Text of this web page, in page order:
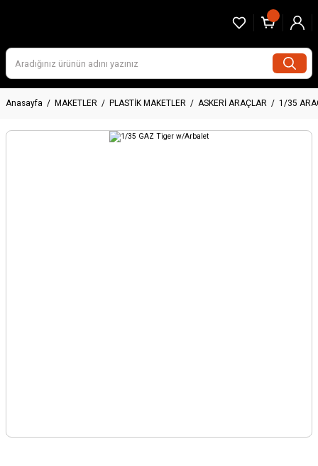
Anasayfa MAKETLER PLASTİK MAKETLER ASKERİ ARAÇLAR 1/35